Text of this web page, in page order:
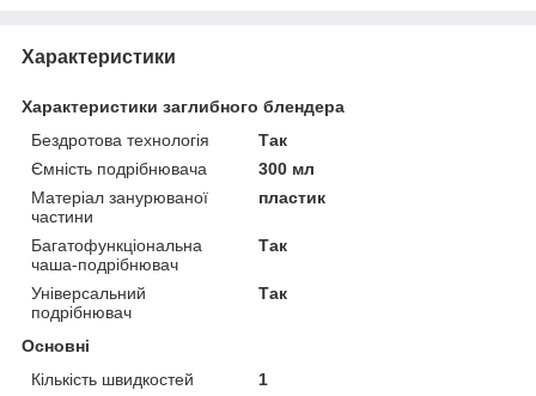
Характеристики
Характеристики заглибного блендера
Бездротова технологія
Так
Ємність подрібнювача
300 мл
Матеріал занурюваної
частини
пластик
Багатофункціональна
чаша-подрібнювач
Так
Універсальний
подрібнювач
Так
Основні
Кількість швидкостей
1